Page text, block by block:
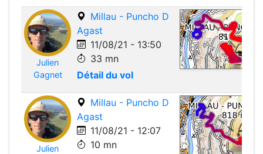
Julien
Gagnet
Millau - Puncho D
Agast
11/08/21 - 13:50
33 mn
Détail du vol
Julien
Millau - Puncho D
Agast
11/08/21 - 12:07
10 mn